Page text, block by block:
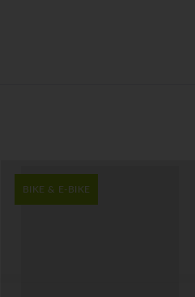
BIKE & E-BIKE